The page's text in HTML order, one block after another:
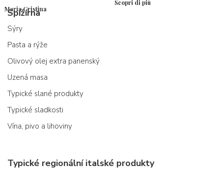
Maria Cristina
Scopri di più
Spižírna
Sýry
Pasta a rýže
Olivový olej extra panenský
Uzená masa
Typické slané produkty
Typické sladkosti
Vína, pivo a lihoviny
Typické regionální italské produkty